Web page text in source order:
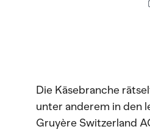
Die Käsebranche
unter anderem in den
Gruyère Switzerland